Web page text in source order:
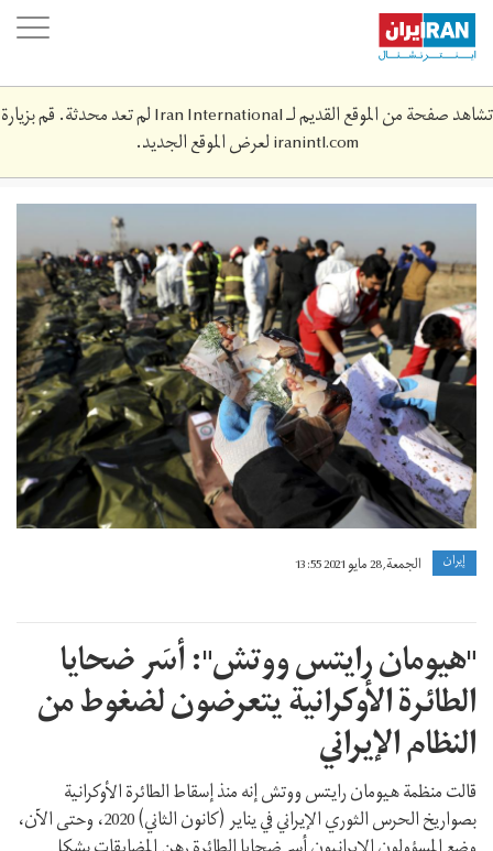
Skip
main
content
تشاهد صفحة من الموقع القديم لـ Iran International لم تعد محدثة. قم بزيارة
iranintl.comلعرض الموقع الجديد.
efdcf823181f3c52ebd8b70725e6f9e5.jpeg
إيران الجمعة, 28 مايو 2021 13:55
"هيومان رايتس ووتش": أسَر ضحايا
الطائرة الأوكرانية يتعرضون لضغوط من
النظام الإيراني
قالت منظمة هيومان رايتس ووتش إنه منذ إسقاط الطائرة الأوكرانية
بصواريخ الحرس الثوري الإيراني في يناير (كانون الثاني) 2020، وحتى الآن،